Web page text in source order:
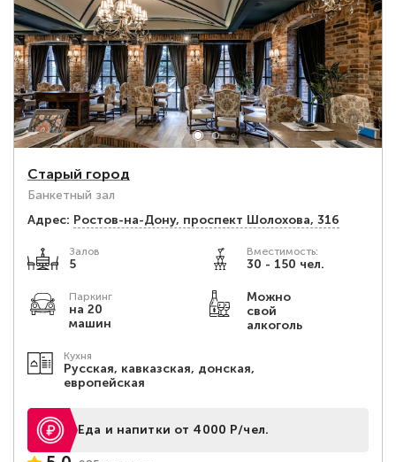
Старый город
Банкетный зал
Адрес: Ростов-на-Дону, проспект Шолохова, 316
Залов
5
Вместимость:
30 - 150 чел.
Паркинг
на 20
машин
Можно
свой
алкоголь
Кухня
Русская, кавказская, донская,
европейская
Еда и напитки от 4000 Р/чел.